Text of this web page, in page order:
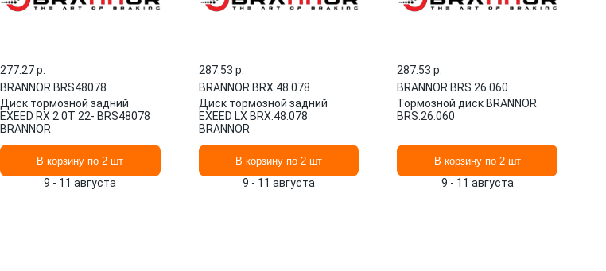
277.27 p.
BRANNOR·BRS48078
Диск тормозной задний
EXEED RX 2.0T 22- BRS48078
BRANNOR
В корзину по 2 шт
9 - 11 августа
287.53 p.
BRANNOR·BRX.48.078
Диск тормозной задний
EXEED LX BRX.48.078
BRANNOR
В корзину по 2 шт
9 - 11 августа
287.53 p.
BRANNOR·BRS.26.060
Тормозной диск BRANNOR
BRS.26.060
В корзину по 2 шт
9 - 11 августа